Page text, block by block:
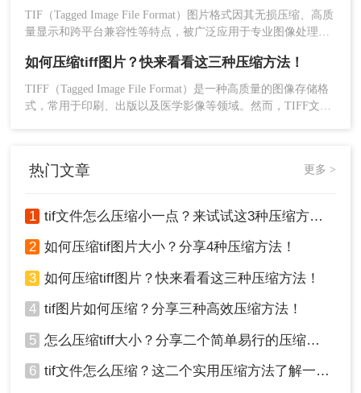
推荐工具：转转大师在线tif压缩
操作步骤：
1、打开在线TIF压缩网址：
https://pdftoword.55.la/tif-imgcompress/
3、图片除了压缩之外还可以转换输出格式哦，压缩
程度也是可以调整的。
施来减小它们的大小而不显著影响图像质量。那么tif图片如何
压缩呢？本文将介绍三种压缩TIF图片的方法。
TIF（Tagged Image File Format）图片格式因其无损压缩、高质
量显示和跨平台兼容性等特点，被广泛应用于专业图像处理和
来了挑战。那么如何压缩tif图片大小呢？本文将介绍四种有效
的TIF图片压缩方法，帮助用户轻松减小图片体积，提升存储
和传输效率。
如何压缩tiff图片？快来看看这三种压缩方法！
TIFF（Tagged Image File Format）是一种高质量的图像存储格
式，常用于印刷、出版以及医学影像等领域。然而，TIFF文件
热门文章 更多 >
1 tif文件怎么压缩小一点？来试试这3种压缩方法！
2 如何压缩tif图片大小？分享4种压缩方法！
3 如何压缩tiff图片？快来看看这三种压缩方法！
4 tif图片如何压缩？分享三种高效压缩方法！
5 怎么压缩tiff大小？分享二个简单易行的压缩方法！
6 tif文件怎么压缩？这二个实用压缩方法了解一下！